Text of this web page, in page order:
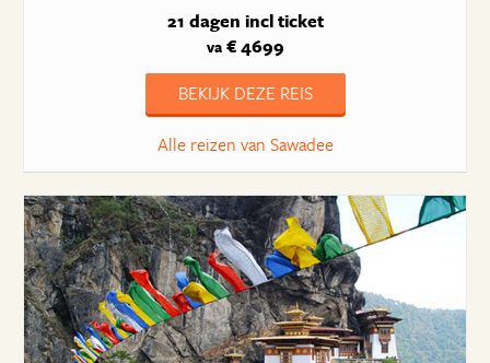
21 dagen incl ticket
va€ 4699
BEKIJK DEZE REIS
Alle reizen van Sawadee